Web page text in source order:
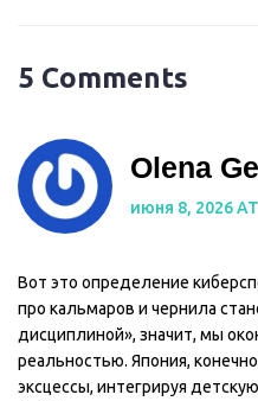
5 Comments
Olena
июня 8, 2026
Вот это определение
про кальмаров и чернила
дисциплиной», значит, мы
реальностью. Япония,
эксцессы, интегрируя